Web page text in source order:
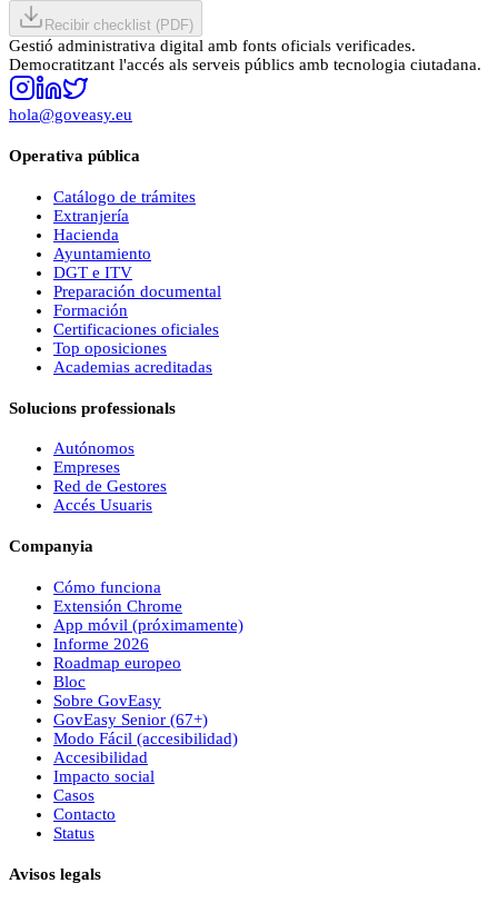
Recibir checklist (PDF)
Gestió administrativa digital amb fonts oficials verificades.
Democratitzant l'accés als serveis públics amb tecnologia ciutadana.
hola@goveasy.eu
Operativa pública
Catálogo de trámites
Extranjería
Hacienda
Ayuntamiento
DGT e ITV
Preparación documental
Formación
Certificaciones oficiales
Top oposiciones
Academias acreditadas
Solucions professionals
Autónomos
Empreses
Red de Gestores
Accés Usuaris
Companyia
Cómo funciona
Extensión Chrome
App móvil (próximamente)
Informe 2026
Roadmap europeo
Bloc
Sobre GovEasy
GovEasy Senior (67+)
Modo Fácil (accesibilidad)
Accesibilidad
Impacto social
Casos
Contacto
Status
Avisos legals